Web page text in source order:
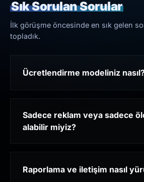
Sık Sorulan Sorular
İlk görüşme öncesinde en sık gelen
topladık.
Ücretlendirme modeliniz
Sadece reklam veya sadece
alabilir miyiz?
Raporlama ve iletişim nasıl